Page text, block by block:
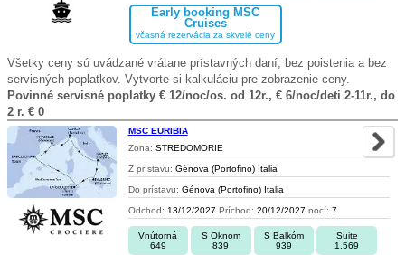
Early booking MSC
Cruises
včasná rezervácia za skvelé ceny
Všetky ceny sú uvádzané vrátane prístavných daní, bez poistenia a bez
servisných poplatkov. Vytvorte si kalkuláciu pre zobrazenie ceny.
Povinné servisné poplatky € 12/noc/os. od 12r., € 6/noc/deti 2-11r., do
2 r. € 0
MSC EURIBIA
Zona: STREDOMORIE
Z prístavu: Génova (Portofino) Italia
Do prístavu: Génova (Portofino) Italia
Odchod: 13/12/2027 Príchod: 20/12/2027 nocí: 7
Vnútorná
649
S Oknom
839
S Balkóm
939
Suite
1.569